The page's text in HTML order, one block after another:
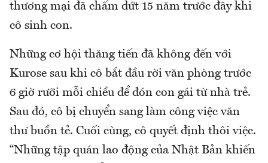
thương mại đã chấm dứt 15 năm trước đây khi
cô sinh con.
Những cơ hội thăng tiến đã không đến với
Kurose sau khi cô bắt đầu rời văn phòng trước
6 giờ rưỡi mỗi chiều để đón con gái từ nhà trẻ.
Sau đó, cô bị chuyển sang làm công việc văn
thư buồn tẻ. Cuối cùng, cô quyết định thôi việc.
“Những tập quán lao động của Nhật Bản khiến